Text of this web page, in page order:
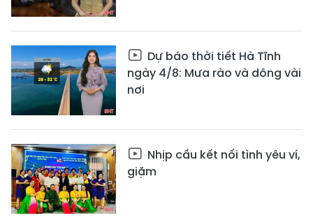
Dự báo thời tiết Hà Tĩnh
ngày 4/8: Mưa rào và dông vài
nơi
Nhịp cầu kết nối tình yêu ví,
giặm